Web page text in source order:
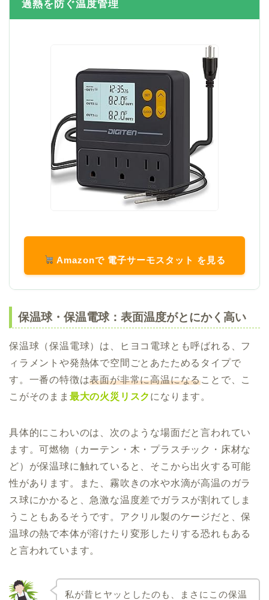
過熱を防ぐ温度管理
Amazonで 電子サーモスタット を見る
保温球・保温電球：表面温度がとにかく高い
保温球（保温電球）は、ヒヨコ電球とも呼ばれる、フ
ィラメントや発熱体で空間ごとあたためるタイプで
す。一番の特徴は表面が非常に高温になることで、こ
こがそのまま 最大の火災リスク になります。
具体的にこわいのは、次のような場面だと言われてい
ます。可燃物（カーテン・木・プラスチック・床材な
ど）が保温球に触れていると、そこから出火する可能
性があります。また、霧吹きの水や水滴が高温のガラ
ス球にかかると、急激な温度差でガラスが割れてしま
うこともあるそうです。アクリル製のケージだと、保
温球の熱で本体が溶けたり変形したりする恐れもある
と言われています。
私が昔ヒヤッとしたのも、まさにこの保温